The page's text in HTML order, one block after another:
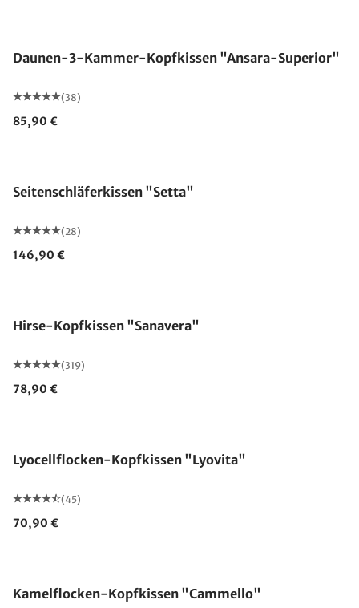
Daunen-3-Kammer-Kopfkissen "Ansara-Superior"
(38)
85,90 €
Seitenschläferkissen "Setta"
(28)
146,90 €
Hirse-Kopfkissen "Sanavera"
(319)
78,90 €
Lyocellflocken-Kopfkissen "Lyovita"
(45)
70,90 €
Kamelflocken-Kopfkissen "Cammello"